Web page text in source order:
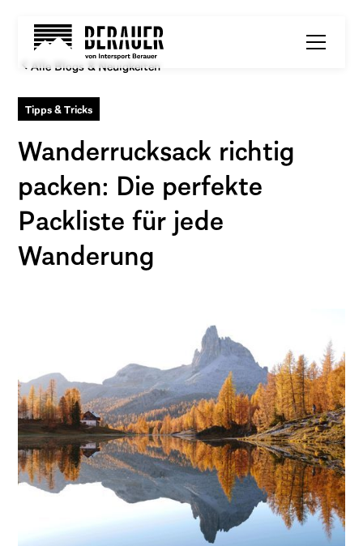
Alle Blogs & Neuigkeiten
Tipps & Tricks
Wanderrucksack richtig
packen: Die perfekte
Packliste für jede
Wanderung